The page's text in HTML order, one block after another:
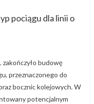
pociągu dla linii o
budowę
przeznaczonego do
bocznic kolejowych. W
potencjalnym